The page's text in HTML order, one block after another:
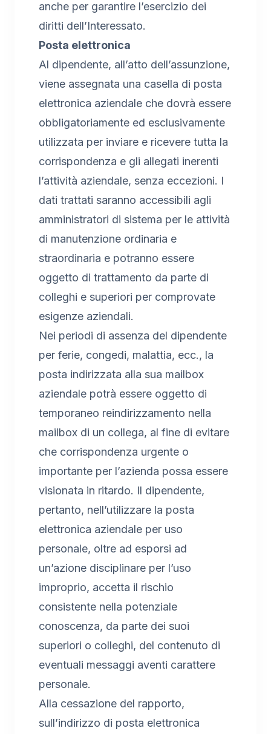
anche per garantire l’esercizio dei
diritti dell’Interessato.
Posta elettronica
Al dipendente, all’atto dell’assunzione,
viene assegnata una casella di posta
elettronica aziendale che dovrà essere
obbligatoriamente ed esclusivamente
utilizzata per inviare e ricevere tutta la
corrispondenza e gli allegati inerenti
l’attività aziendale, senza eccezioni. I
dati trattati saranno accessibili agli
amministratori di sistema per le attività
di manutenzione ordinaria e
straordinaria e potranno essere
oggetto di trattamento da parte di
colleghi e superiori per comprovate
esigenze aziendali.
Nei periodi di assenza del dipendente
per ferie, congedi, malattia, ecc., la
posta indirizzata alla sua mailbox
aziendale potrà essere oggetto di
temporaneo reindirizzamento nella
mailbox di un collega, al fine di evitare
che corrispondenza urgente o
importante per l’azienda possa essere
visionata in ritardo. Il dipendente,
pertanto, nell’utilizzare la posta
elettronica aziendale per uso
personale, oltre ad esporsi ad
un’azione disciplinare per l’uso
improprio, accetta il rischio
consistente nella potenziale
conoscenza, da parte dei suoi
superiori o colleghi, del contenuto di
eventuali messaggi aventi carattere
personale.
Alla cessazione del rapporto,
sull’indirizzo di posta elettronica